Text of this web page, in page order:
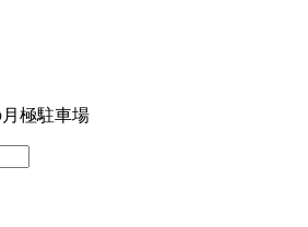
極駐車場